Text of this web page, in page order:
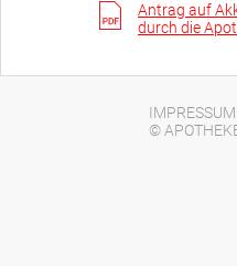
Antrag auf
durch die
IMPRESSUM
©